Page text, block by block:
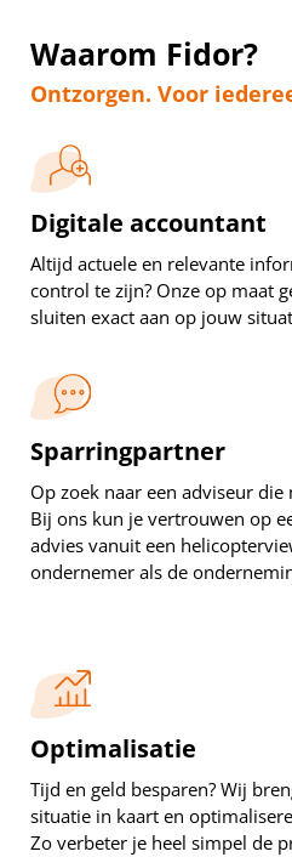
Waarom Fidor?
Ontzorgen. Voor
Digitale accountant
Altijd actuele en relevante
control te zijn? Onze op maat
sluiten exact aan op jouw
Sparringpartner
Op zoek naar een adviseur
Bij ons kun je vertrouwen op
advies vanuit een
ondernemer als de
Optimalisatie
Tijd en geld besparen? Wij
situatie in kaart en
Zo verbeter je heel simpel de